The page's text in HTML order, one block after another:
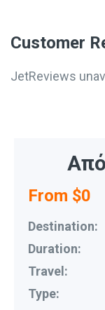
Customer
JetReviews
From $0
Destination:
Duration:
Travel:
Type: